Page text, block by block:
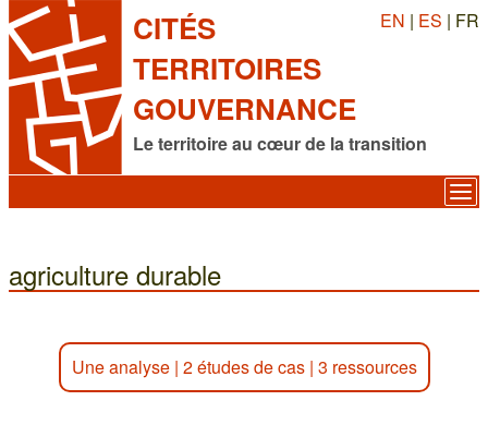
CITÉS
TERRITOIRES
GOUVERNANCE
Le territoire au cœur de la transition
EN | ES | FR
agriculture durable
Une analyse| 2 études de cas| 3 ressources